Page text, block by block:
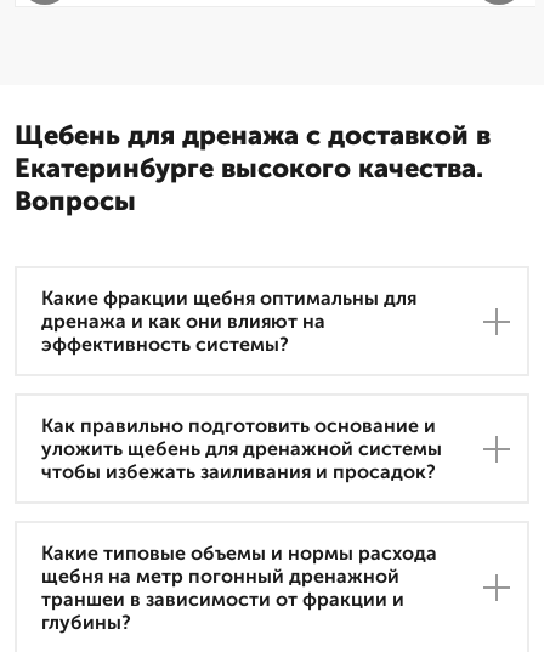
Щебень для дренажа с доставкой в
Екатеринбурге высокого качества.
Вопросы
Какие фракции щебня оптимальны для
дренажа и как они влияют на
эффективность системы?
Как правильно подготовить основание и
уложить щебень для дренажной системы
чтобы избежать заиливания и просадок?
Какие типовые объемы и нормы расхода
щебня на метр погонный дренажной
траншеи в зависимости от фракции и
глубины?